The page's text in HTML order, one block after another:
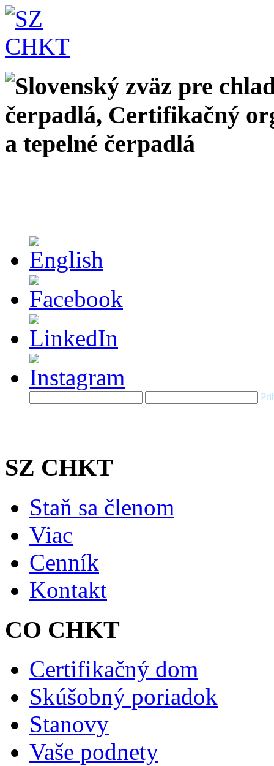
SZ CHKT
Staň sa členom
Viac
Cenník
Kontakt
CO CHKT
Certifikačný dom
Skúšobný poriadok
Stanovy
Vaše podnety